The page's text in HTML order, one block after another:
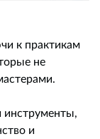
к практикам
не
инструменты,
и